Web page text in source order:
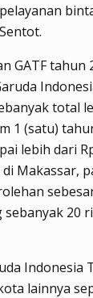
Sentot.
GATF tahun
total
1 (satu)
lebih dari
Makassar,
20
Indonesia
lainnya